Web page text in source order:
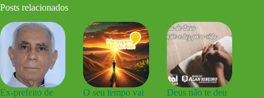
Posts relacionados
Ex-prefeito de
O seu tempo vai
Deus não te deu